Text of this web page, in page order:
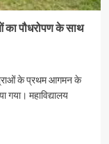
पौधरोपण के साथ
के प्रथम आगमन के
महाविद्यालय